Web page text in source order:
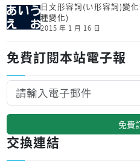
日文形容詞(い形容詞)變
種變化)
2015 年 1 月 16 日
免費訂閱本站電子報
免費
交換連結